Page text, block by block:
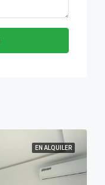
EN ALQUILER